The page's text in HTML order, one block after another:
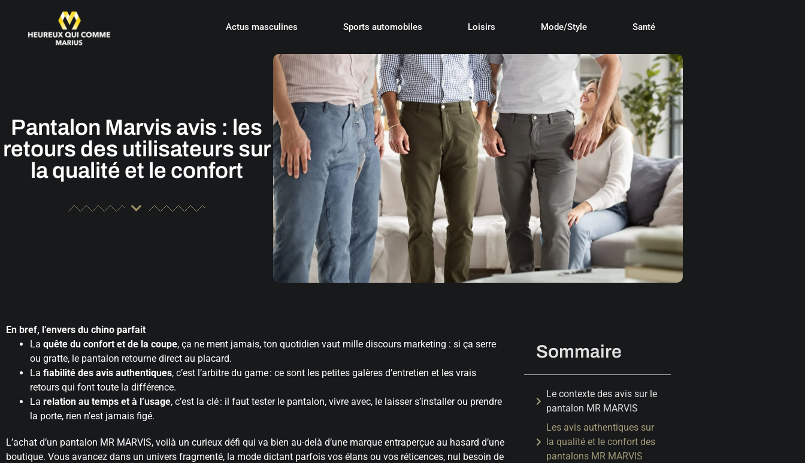
Actus masculines Sports automobiles Loisirs Mode/Style Santé
Pantalon Marvis avis : les
retours des utilisateurs sur
la qualité et le confort
En bref, l’envers du chino parfait
La quête du confort et de la coupe, ça ne ment jamais, ton quotidien vaut mille discours marketing : si ça serre
ou gratte, le pantalon retourne direct au placard.
La fiabilité des avis authentiques, c’est l’arbitre du game : ce sont les petites galères d’entretien et les vrais
retours qui font toute la différence.
La relation au temps et à l’usage, c’est la clé : il faut tester le pantalon, vivre avec, le laisser s’installer ou prendre
la porte, rien n’est jamais figé.
L’achat d’un pantalon MR MARVIS, voilà un curieux défi qui va bien au-delà d’une marque entraperçue au hasard d’une
boutique. Vous avancez dans un univers fragmenté, la mode dictant parfois vos élans ou vos réticences, nul besoin de
Sommaire
Le contexte des avis sur le
pantalon MR MARVIS
Les avis authentiques sur
la qualité et le confort des
pantalons MR MARVIS